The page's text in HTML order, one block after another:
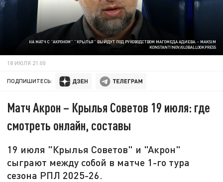
НА МАТЧ С "АКРОНОМ" "КРЫЛЬЯ" ВЫЙДУТ ПОД РУКОВОДСТВОМ МАГОМЕДА АДИЕВА. - MAKSIM
KONSTANTINOV/GLOBALLOOKPRESS
18 ИЮЛЯ 21:00
ПОДПИШИТЕСЬ:
Матч Акрон – Крылья Советов 19 июля: где
смотреть онлайн, составы
19 июля "Крылья Советов" и "Акрон"
сыграют между собой в матче 1-го тура
сезона РПЛ 2025-26.